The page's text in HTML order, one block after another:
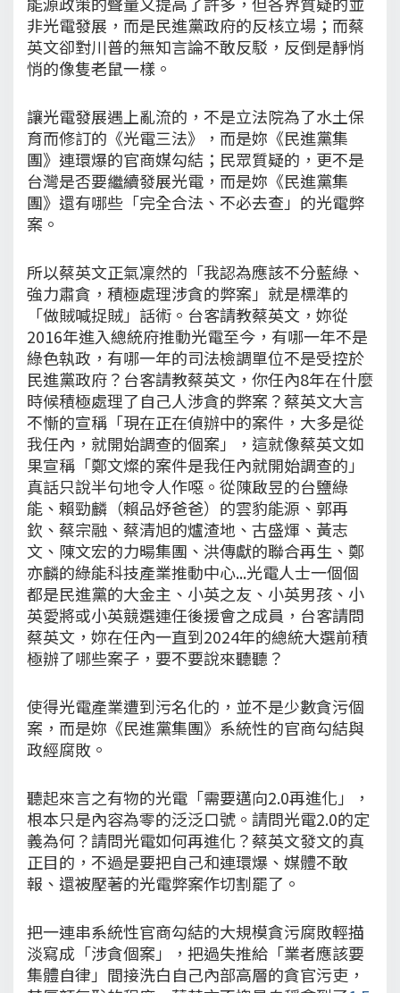
非光電發展，而是民進黨政府的反核立場；而蔡
英文卻對川普的無知言論不敢反駁，反倒是靜悄
悄的像隻老鼠一樣。
讓光電發展遇上亂流的，不是立法院為了水土保
育而修訂的《光電三法》，而是妳《民進黨集
團》連環爆的官商媒勾結；民眾質疑的，更不是
台灣是否要繼續發展光電，而是妳《民進黨集
團》還有哪些「完全合法、不必去查」的光電弊
案。
所以蔡英文正氣凜然的「我認為應該不分藍綠、
強力肅貪，積極處理涉貪的弊案」就是標準的
「做賊喊捉賊」話術。台客請教蔡英文，妳從
2016年進入總統府推動光電至今，有哪一年不是
綠色執政，有哪一年的司法檢調單位不是受控於
民進黨政府？台客請教蔡英文，你任內8年在什麼
時候積極處理了自己人涉貪的弊案？蔡英文大言
不慚的宣稱「現在正在偵辦中的案件，大多是從
我任內，就開始調查的個案」，這就像蔡英文如
果宣稱「鄭文燦的案件是我任內就開始調查的」
真話只說半句地令人作噁。從陳啟昱的台鹽綠
能、賴勁麟（賴品妤爸爸）的雲豹能源、郭再
欽、蔡宗融、蔡清旭的爐渣地、古盛煇、黃志
文、陳文宏的力暘集團、洪傳獻的聯合再生、鄭
亦麟的綠能科技產業推動中心...光電人士一個個
都是民進黨的大金主、小英之友、小英男孩、小
英愛將或小英競選連任後援會之成員，台客請問
蔡英文，妳在任內一直到2024年的總統大選前積
極辦了哪些案子，要不要說來聽聽？
使得光電產業遭到污名化的，並不是少數貪污個
案，而是妳《民進黨集團》系統性的官商勾結與
政經腐敗。
聽起來言之有物的光電「需要邁向2.0再進化」，
根本只是內容為零的泛泛口號。請問光電2.0的定
義為何？請問光電如何再進化？蔡英文發文的真
正目的，不過是要把自己和連環爆、媒體不敢
報、還被壓著的光電弊案作切割罷了。
把一連串系統性官商勾結的大規模貪污腐敗輕描
淡寫成「涉貪個案」，把過失推給「業者應該要
集體自律」間接洗白自己內部高層的貪官污吏，